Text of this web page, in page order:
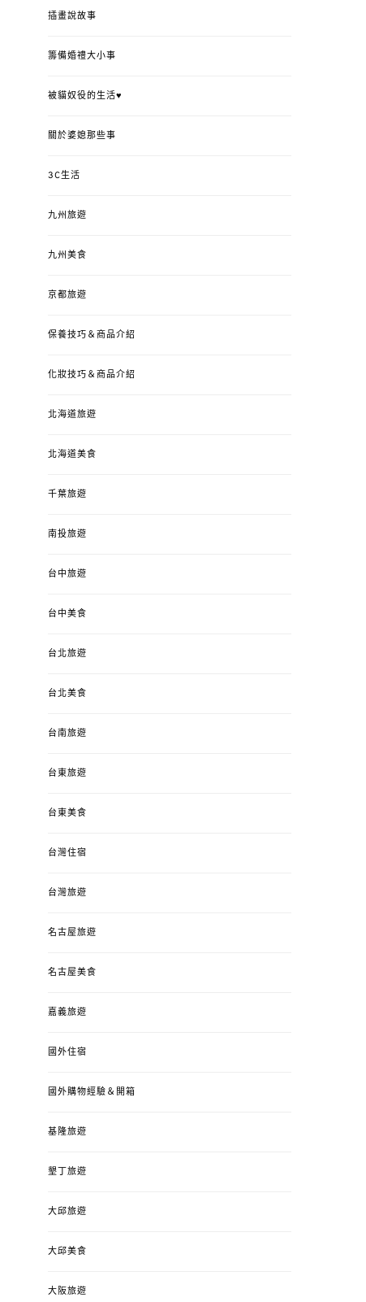
錯、認識華德福
ON
插畫說故事
籌備婚禮大小事
被貓奴役的生活♥
關於婆媳那些事
3C生活
九州旅遊
九州美食
京都旅遊
保養技巧＆商品介紹
化妝技巧＆商品介紹
北海道旅遊
北海道美食
千葉旅遊
南投旅遊
台中旅遊
台中美食
台北旅遊
台北美食
台南旅遊
台東旅遊
台東美食
台灣住宿
台灣旅遊
名古屋旅遊
名古屋美食
嘉義旅遊
國外住宿
國外購物經驗＆開箱
基隆旅遊
墾丁旅遊
大邱旅遊
大邱美食
大阪旅遊